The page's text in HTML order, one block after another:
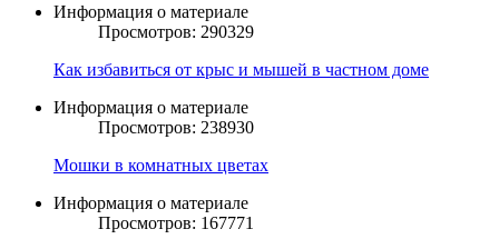
Информация о материале
Просмотров: 290329
Как избавиться от крыс и мышей в частном доме
Информация о материале
Просмотров: 238930
Мошки в комнатных цветах
Информация о материале
Просмотров: 167771